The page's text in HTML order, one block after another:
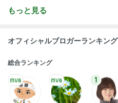
もっと見る
オフィシャルブロガーランキング
総合ランキング
1